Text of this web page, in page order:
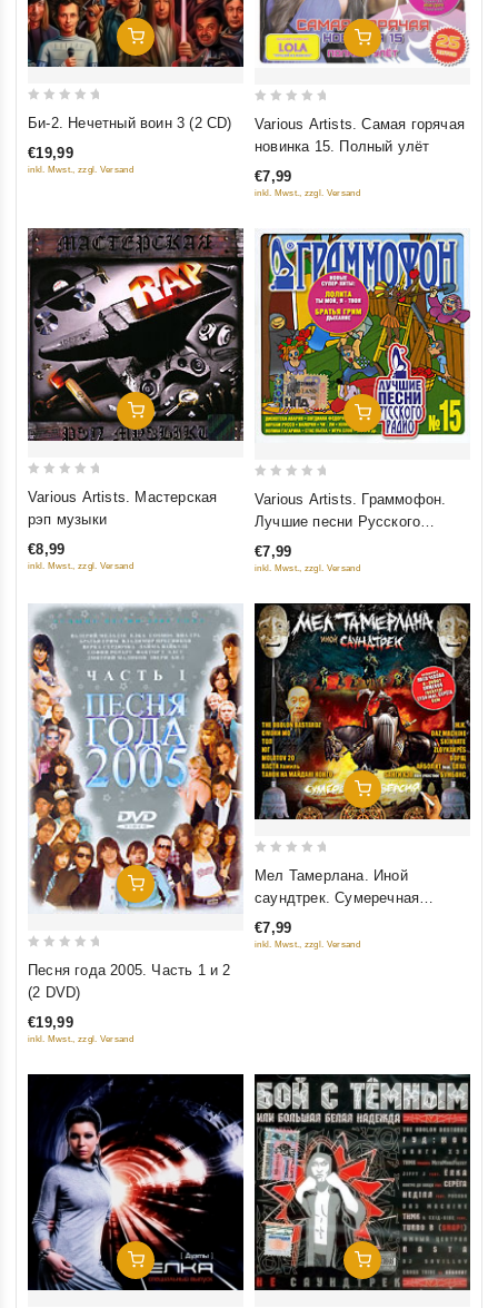
Добавить В Корзину
of
Би-2. Нечетный воин 3 (2 CD)
€19,99
inkl. Mwst., zzgl. Versand
Добавить В Корзину
5
Various Artists. Самая горячая
новинка 15. Полный улёт
€7,99
inkl. Mwst., zzgl. Versand
Добавить В Корзину
5
Various Artists. Мастерская
рэп музыки
€8,99
inkl. Mwst., zzgl. Versand
Добавить В Корзину
5
Various Artists. Граммофон.
Лучшие песни Русского
радио. Часть 15
€7,99
inkl. Mwst., zzgl. Versand
Добавить В Корзину
5
Песня года 2005. Часть 1 и 2
(2 DVD)
€19,99
inkl. Mwst., zzgl. Versand
Добавить В Корзину
5
Мел Тамерлана. Иной
саундтрек. Сумеречная
версия
€7,99
inkl. Mwst., zzgl. Versand
Добавить В Корзину Добавить В Корзину